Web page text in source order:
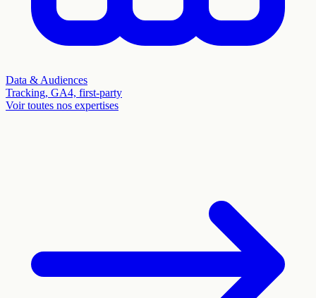
Data & Audiences
Tracking, GA4, first-party
Voir toutes nos expertises